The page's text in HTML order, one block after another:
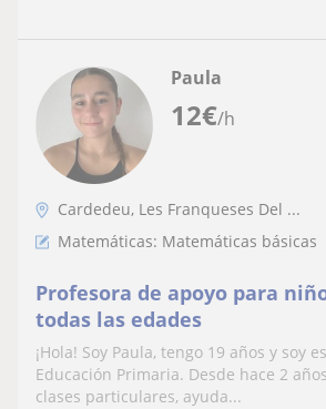
12€/h
Paula
Cardedeu, Les Franqueses Del ...
Matemáticas: Matemáticas básicas
Profesora de apoyo para
todas las edades
¡Hola! Soy Paula, tengo 19 años y soy
Educación Primaria. Desde hace 2
clases particulares, ayuda...